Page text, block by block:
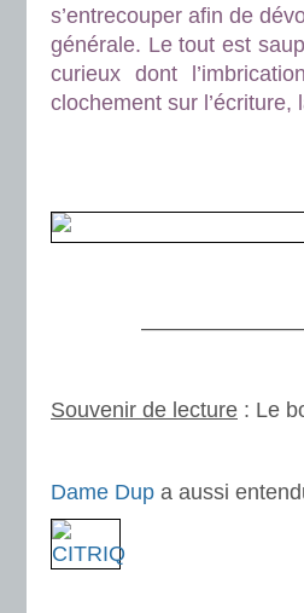
s’entrecouper afin de
générale. Le tout est
curieux dont
clochement sur
Souvenir de lecture : Le
Dame Dup a aussi